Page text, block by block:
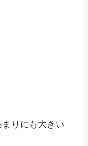
りにも大きい